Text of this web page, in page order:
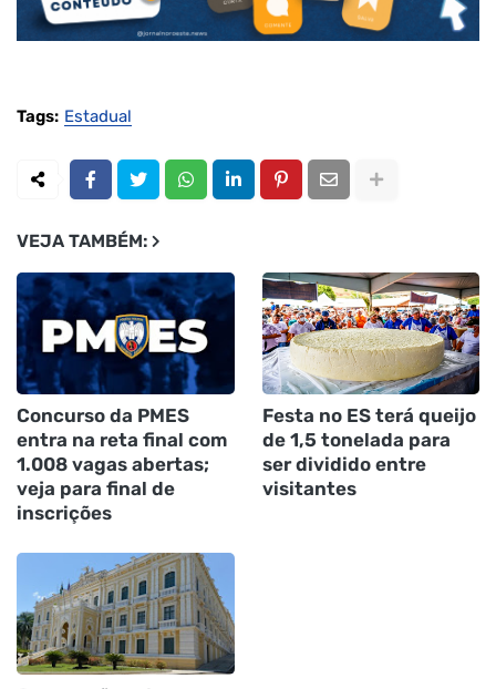
Tags: Estadual
VEJA TAMBÉM:
Concurso da PMES
entra na reta final com
1.008 vagas abertas;
veja para final de
inscrições
Festa no ES terá queijo
de 1,5 tonelada para
ser dividido entre
visitantes